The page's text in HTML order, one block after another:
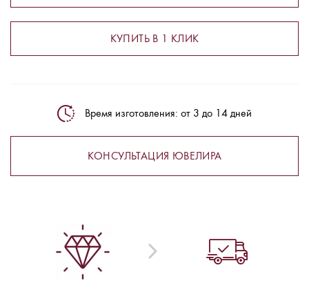
КУПИТЬ В 1 КЛИК
Время изготовления: от 3 до 14 дней
КОНСУЛЬТАЦИЯ ЮВЕЛИРА